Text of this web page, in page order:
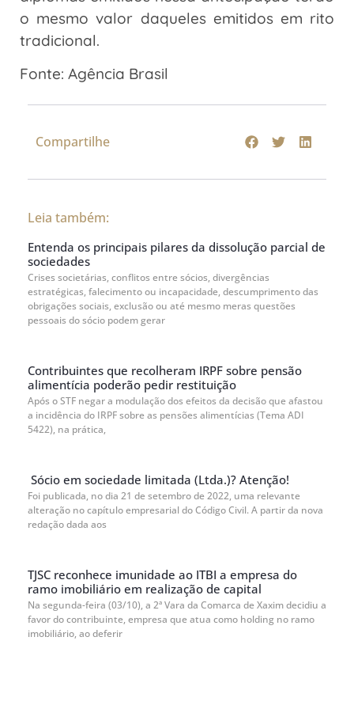
o mesmo valor daqueles emitidos em rito
tradicional.
Fonte: Agência Brasil
Compartilhe
Leia também:
Entenda os principais pilares da dissolução parcial de
sociedades
Crises societárias, conflitos entre sócios, divergências
estratégicas, falecimento ou incapacidade, descumprimento das
obrigações sociais, exclusão ou até mesmo meras questões
pessoais do sócio podem gerar
Contribuintes que recolheram IRPF sobre pensão
alimentícia poderão pedir restituição
Após o STF negar a modulação dos efeitos da decisão que afastou
a incidência do IRPF sobre as pensões alimentícias (Tema ADI
5422), na prática,
Sócio em sociedade limitada (Ltda.)? Atenção!
Foi publicada, no dia 21 de setembro de 2022, uma relevante
alteração no capítulo empresarial do Código Civil. A partir da nova
redação dada aos
TJSC reconhece imunidade ao ITBI a empresa do
ramo imobiliário em realização de capital
Na segunda-feira (03/10), a 2ª Vara da Comarca de Xaxim decidiu a
favor do contribuinte, empresa que atua como holding no ramo
imobiliário, ao deferir